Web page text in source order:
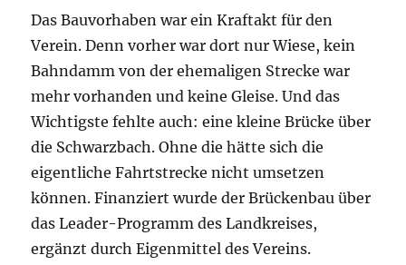
Das Bauvorhaben war ein Kraftakt für den
Verein. Denn vorher war dort nur Wiese, kein
Bahndamm von der ehemaligen Strecke war
mehr vorhanden und keine Gleise. Und das
Wichtigste fehlte auch: eine kleine Brücke über
die Schwarzbach. Ohne die hätte sich die
eigentliche Fahrtstrecke nicht umsetzen
können. Finanziert wurde der Brückenbau über
das Leader-Programm des Landkreises,
ergänzt durch Eigenmittel des Vereins.